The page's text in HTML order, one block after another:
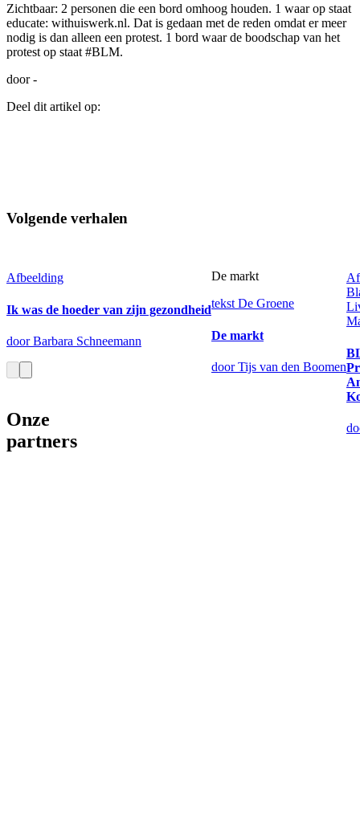
Zichtbaar: 2 personen die een bord omhoog houden. 1 waar op staat
educate: withuiswerk.nl. Dat is gedaan met de reden omdat er meer
nodig is dan alleen een protest. 1 bord waar de boodschap van het
protest op staat #BLM.
door -
Deel dit artikel op:
Volgende verhalen
Afbeelding
Ik was de hoeder van zijn gezondheid
door Barbara Schneemann
De markt
tekst De Groene
De markt
door Tijs van den Boomen
Onze
partners